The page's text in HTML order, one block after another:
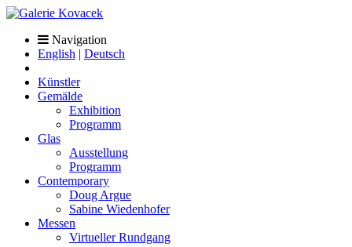
Navigation
English | Deutsch
Künstler
Gemälde
Exhibition
Programm
Glas
Ausstellung
Programm
Contemporary
Doug Argue
Sabine Wiedenhofer
Messen
Virtueller Rundgang